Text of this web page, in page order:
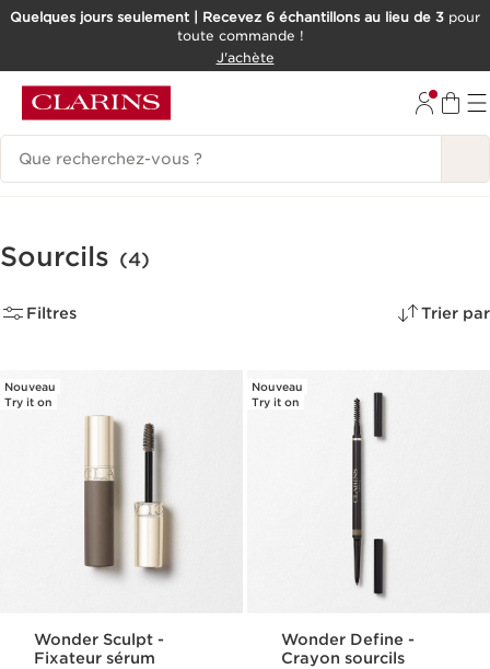
ALLER AU CONTENU
Quelques jours seulement | Recevez 6 échantillons au lieu de 3 pour
toute commande !
J'achète
Historique des recherches
Sourcils (4)
Filtres Trier par
Nouveau
Try it on
Wonder Sculpt -
Fixateur sérum
Nouveau
Try it on
Wonder Define -
Crayon sourcils